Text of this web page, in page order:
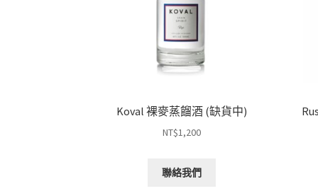
Koval 裸麥蒸餾酒 (缺貨中)
NT$1,200
聯絡我們